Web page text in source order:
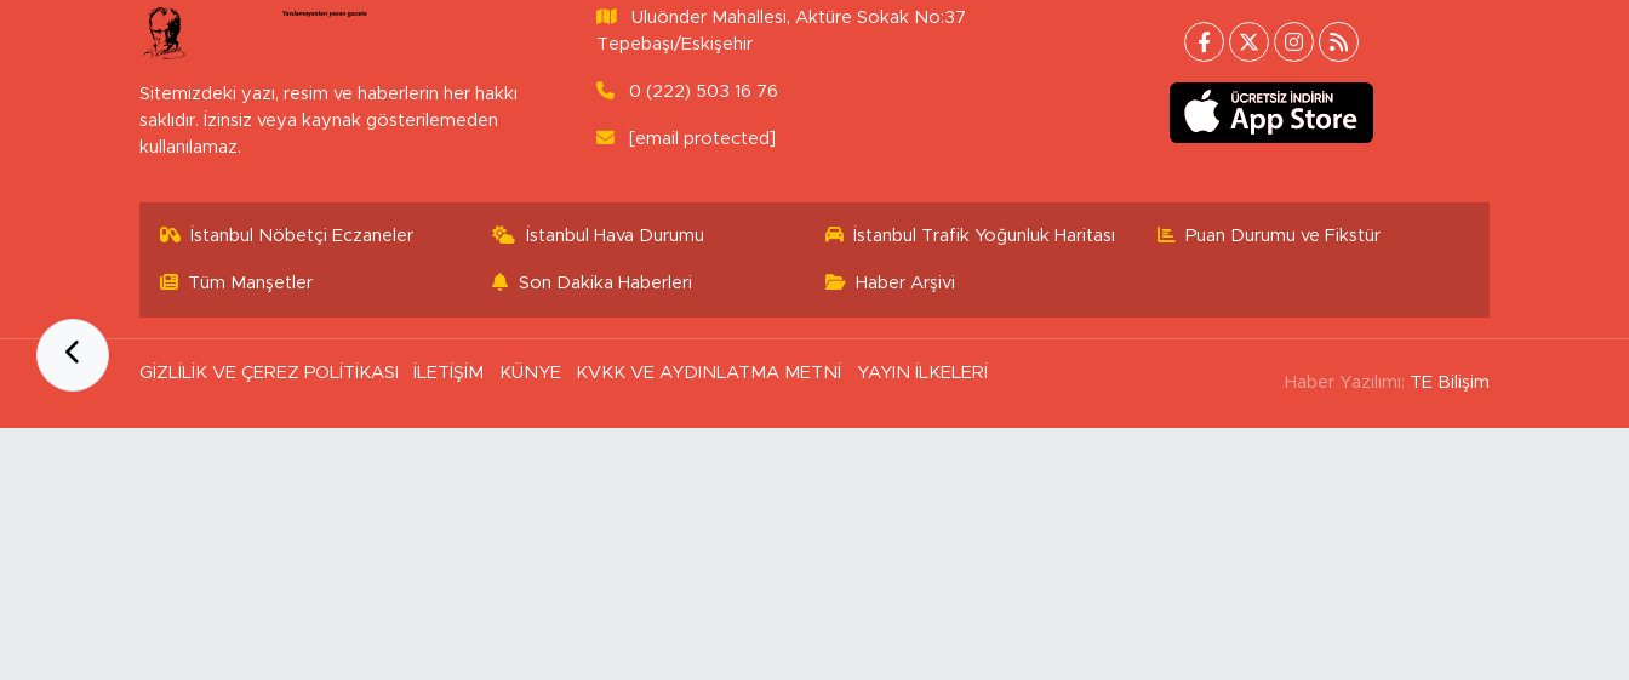
Sitemizdeki yazı, resim ve haberlerin her hakkı
saklıdır. İzinsiz veya kaynak gösterilemeden
kullanılamaz.
Uluönder Mahallesi, Aktüre Sokak No:37
Tepebaşı/Eskişehir
0 (222) 503 16 76
[email protected]
İstanbul Nöbetçi Eczaneler İstanbul Hava Durumu İstanbul Trafik Yoğunluk Haritası Puan Durumu ve Fikstür
Tüm Manşetler Son Dakika Haberleri Haber Arşivi
GİZLİLİK VE ÇEREZ POLİTİKASI İLETİŞİM KÜNYE KVKK VE AYDINLATMA METNİ YAYIN İLKELERİ
Haber Yazılımı: TE Bilişim